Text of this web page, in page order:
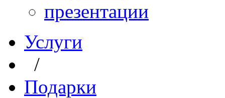
презентации
Услуги
/
Подарки